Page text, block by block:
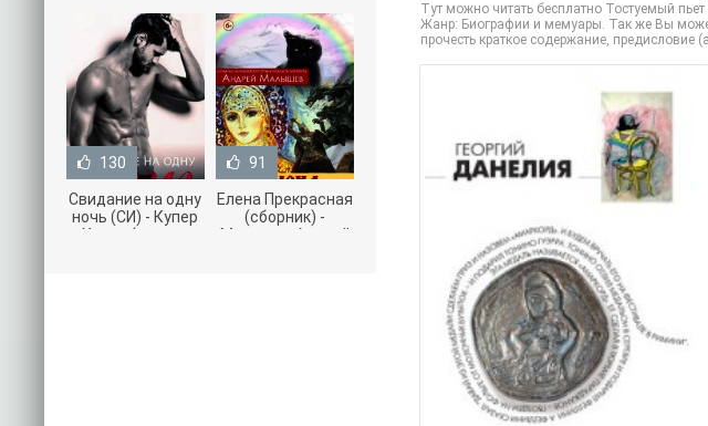
Тут можно читать бесплатно Тостуемый
Жанр: Биографии и мемуары. Так же Вы
прочесть краткое содержание,
130
Свидание на одну
ночь (СИ) - Купер
Хелен (читать
91
Елена Прекрасная
(сборник) -
Малышев Андрей